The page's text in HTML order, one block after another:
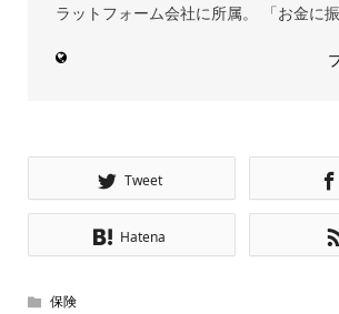
ラットフォーム会社に所属。 「お金に
Tweet
Hatena
保険